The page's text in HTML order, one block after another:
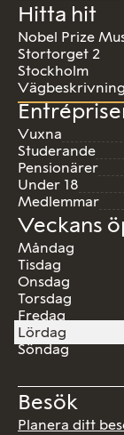
Hitta hit
Nobel Prize
Stortorget 2
Stockholm
Vägbeskrivning
Vuxna
Studerande
Pensionärer
Under 18
Medlemmar
Veckans
Måndag
Tisdag
Onsdag
Torsdag
Fredag
Lördag
Söndag
Besök
Planera ditt